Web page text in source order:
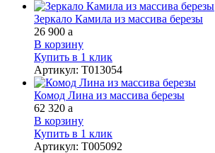
Зеркало Камила из массива березы
26 900 a
В корзину
Купить в 1 клик
Артикул: Т013054
Комод Лина из массива березы
62 320 a
В корзину
Купить в 1 клик
Артикул: Т005092